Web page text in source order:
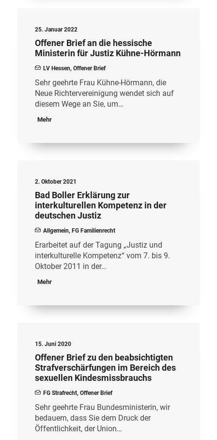
25. Januar 2022
Offener Brief an die hessische
Ministerin für Justiz Kühne-Hörmann
LV Hessen, Offener Brief
Sehr geehrte Frau Kühne-Hörmann, die
Neue Richtervereinigung wendet sich auf
diesem Wege an Sie, um…
Mehr
2. Oktober 2021
Bad Boller Erklärung zur
interkulturellen Kompetenz in der
deutschen Justiz
Allgemein, FG Familienrecht
Erarbeitet auf der Tagung „Justiz und
interkulturelle Kompetenz“ vom 7. bis 9.
Oktober 2011 in der…
Mehr
15. Juni 2020
Offener Brief zu den beabsichtigten
Strafverschärfungen im Bereich des
sexuellen Kindesmissbrauchs
FG Strafrecht, Offener Brief
Sehr geehrte Frau Bundesministerin, wir
bedauern, dass Sie dem Druck der
Öffentlichkeit, der Union…